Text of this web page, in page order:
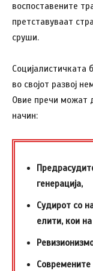
воспоставените
претставуваат
сруши.
Социјалистичката
во својот развој
Овие пречи можат
начин:
генерација,
Судирот со
елити, кои